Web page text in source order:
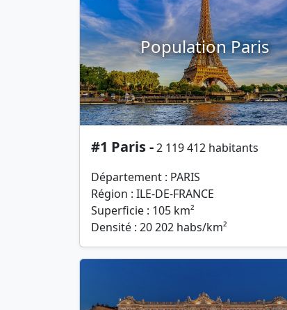
Population Paris
#1 Paris -2 119 412 habitants
Département : PARIS
Région : ILE-DE-FRANCE
Superficie : 105 km²
Densité : 20 202 habs/km²